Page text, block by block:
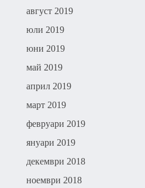
август 2019
юли 2019
юни 2019
май 2019
април 2019
март 2019
февруари 2019
януари 2019
декември 2018
ноември 2018